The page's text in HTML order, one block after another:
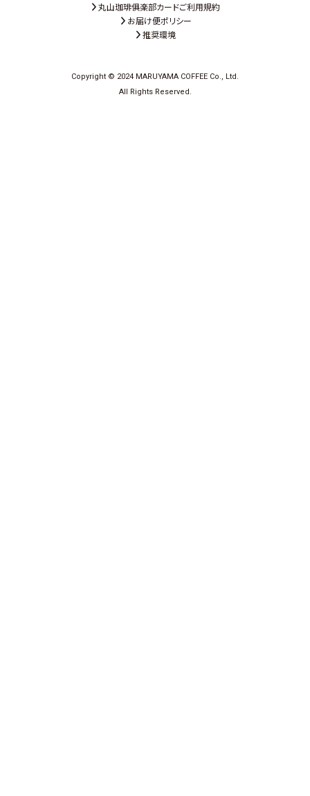
丸山珈琲俱楽部カードご利用規約
お届け便ポリシー
推奨環境
Copyright © 2024 MARUYAMA COFFEE Co., Ltd.
All Rights Reserved.